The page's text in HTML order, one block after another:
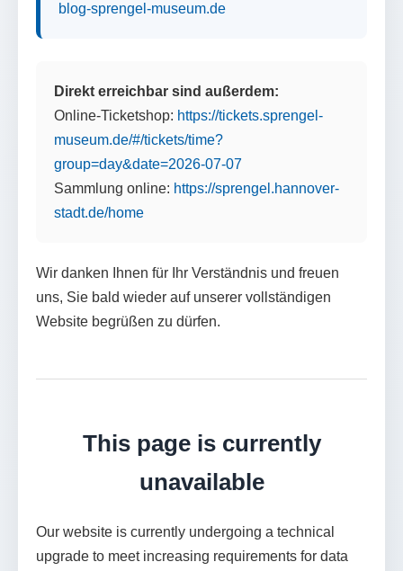
blog-sprengel-museum.de
Direkt erreichbar sind außerdem:
Online-Ticketshop: https://tickets.sprengel-
museum.de/#/tickets/time?
group=day&date=2026-07-07
Sammlung online: https://sprengel.hannover-
stadt.de/home
Wir danken Ihnen für Ihr Verständnis und freuen
uns, Sie bald wieder auf unserer vollständigen
Website begrüßen zu dürfen.
This page is currently
unavailable
Our website is currently undergoing a technical
upgrade to meet increasing requirements for data